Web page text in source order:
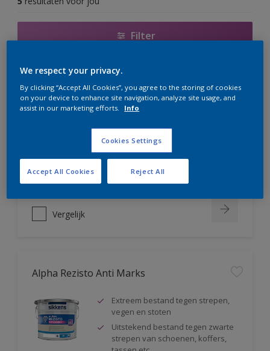
Filter
Alpha Rezisto Easy Clean
Ultiem vlekafstotend, makkelijk
Water-, vuil- en vetafstotend
Extreem schrobvast (klasse 1
Vergelijk
Alpha Rezisto Anti Marks
Extreem bestand tegen strepen,
vegen en stoten
Uitstekend bestand tegen zwarte
strepen van schoenen, koffers,
We respect your privacy.
By clicking “Accept All Cookies”, you agree to the storing of cookies
on your device to enhance site navigation, analyze site usage, and
assist in our marketing efforts.
Info
Cookies Settings
Reject All
Accept All Cookies